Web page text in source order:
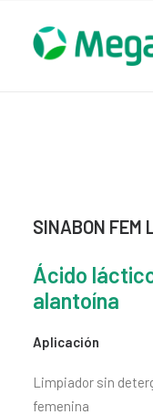
MEGASALUD
GARDEN HOUSE
ENTEREX
NOVEDADES
TRABAJAR EN
SINABON FEM
Ácido
alantoína
Aplicación
Limpiador sin
femenina